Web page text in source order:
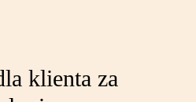
klienta za